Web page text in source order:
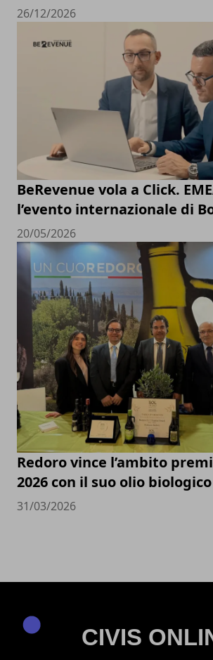
26/12/2026
BeRevenue vola a Click.
l’evento internazionale di
20/05/2026
Redoro vince l’ambito
2026 con il suo olio biologico
31/03/2026